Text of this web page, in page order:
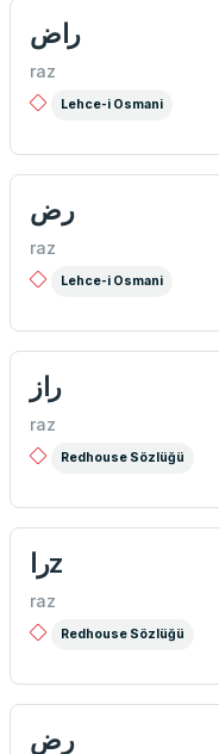
راض
raz
Lehce-i Osmani
رض
raz
Lehce-i Osmani
راز
raz
Redhouse Sözlüğü
راz
raz
Redhouse Sözlüğü
رض